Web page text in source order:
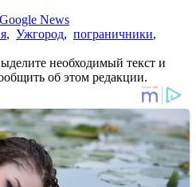
News
, Ужгород, пограничники,
необходимый текст и
об этом редакции.